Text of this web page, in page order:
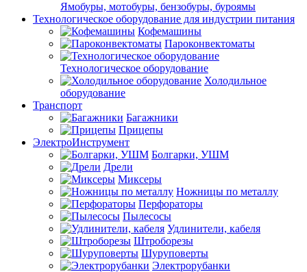
Ямобуры, мотобуры, бензобуры, буроямы
Технологическое оборудование для индустрии питания
Кофемашины
Пароконвектоматы
Технологическое оборудование
Холодильное
оборудование
Транспорт
Багажники
Прицепы
ЭлектроИнструмент
Болгарки, УШМ
Дрели
Миксеры
Ножницы по металлу
Перфораторы
Пылесосы
Удлинители, кабеля
Штроборезы
Шуруповерты
Электрорубанки